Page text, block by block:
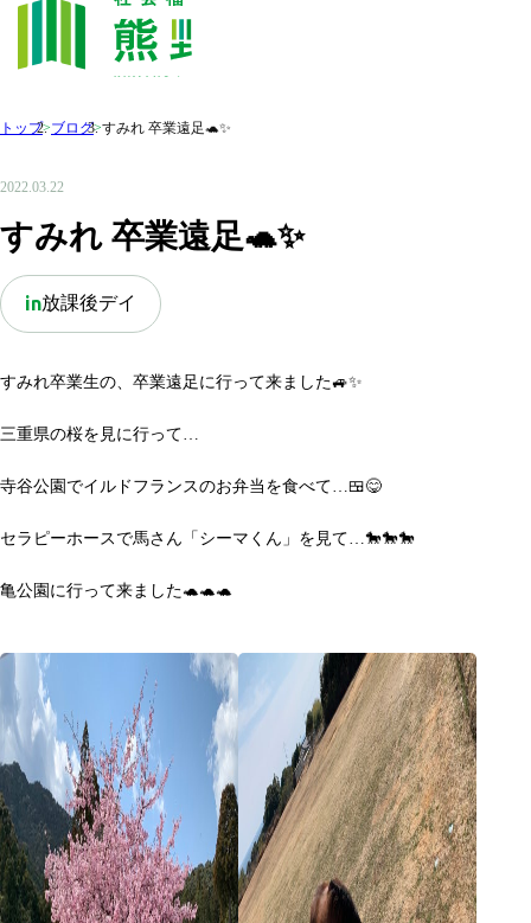
すみれ 卒業遠足🐢✨
2022.03.22
in放課後デイ
すみれ卒業生の、卒業遠足に行って来ました🚙✨
三重県の桜を見に行って…
寺谷公園でイルドフランスのお弁当を食べて…🍱😋
セラピーホースで馬さん「シーマくん」を見て…🐎🐎🐎
亀公園に行って来ました🐢🐢🐢
トップ>ブログ>すみれ 卒業遠足🐢✨